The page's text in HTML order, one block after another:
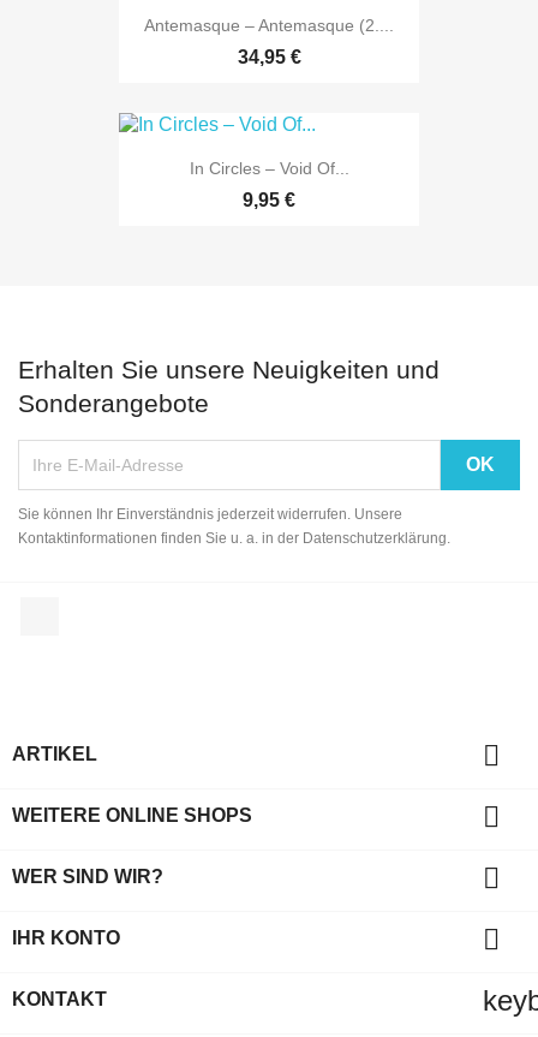
Antemasque – Antemasque (2....
34,95 €
In Circles – Void Of...
9,95 €
Erhalten Sie unsere Neuigkeiten und
Sonderangebote
Sie können Ihr Einverständnis jederzeit widerrufen. Unsere
Kontaktinformationen finden Sie u. a. in der Datenschutzerklärung.
ARTIKEL 
WEITERE ONLINE SHOPS 
WER SIND WIR? 
IHR KONTO 
KONTAKT